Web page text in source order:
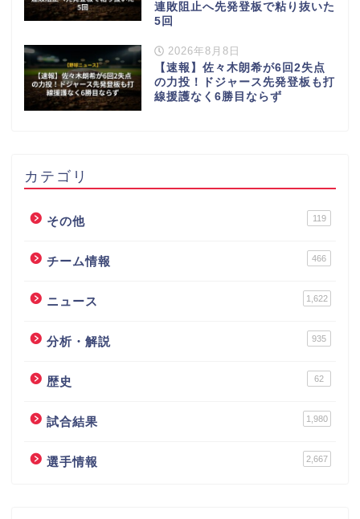
連敗阻止へ先発登板で粘り抜いた
5回
2026年8月8日
【速報】佐々木朗希が6回2失点
の力投！ドジャース先発登板も打
線援護なく6勝目ならず
カテゴリ
その他 119
チーム情報 466
ニュース 1,622
分析・解説 935
歴史 62
試合結果 1,980
選手情報 2,667